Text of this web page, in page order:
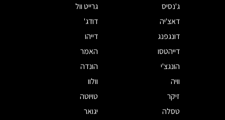
ג'נסיס
גרייט וול
דאצ'יה
דודג'
דונגפנג
דייהו
דייהטסו
האמר
הונגצ'י
הונדה
וויה
וולוו
זיקר
טויוטה
טסלה
יגואר